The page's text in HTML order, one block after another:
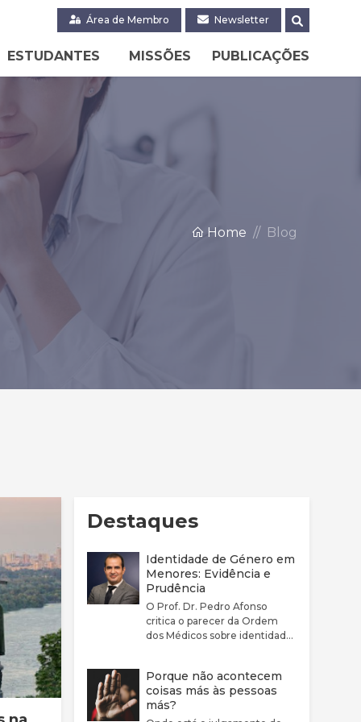
Área de Membro Newsletter
ESTUDANTES MISSÕES PUBLICAÇÕES
Home Blog
Destaques
Identidade de Género em
Menores: Evidência e
Prudência
O Prof. Dr. Pedro Afonso
critica o parecer da Ordem
dos Médicos sobre identidade
adequadamente a
complexidade clínica nem a
fragilidade da evidência
Porque não acontecem
coisas más às pessoas
más?